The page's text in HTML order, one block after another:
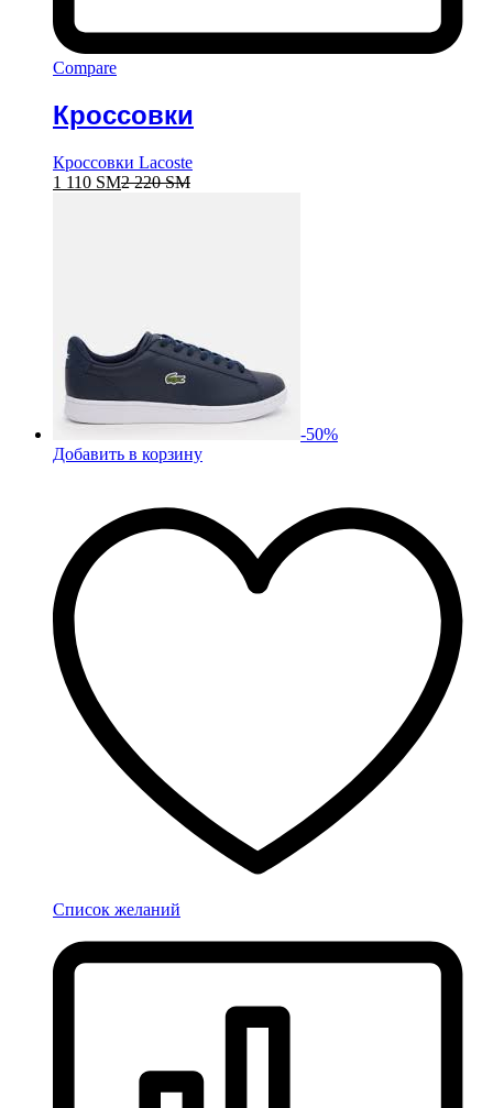
Compare
Кроссовки
Кроссовки Lacoste
1 110 ЅМ2 220ЅМ
-50%
Добавить в корзину
Список желаний